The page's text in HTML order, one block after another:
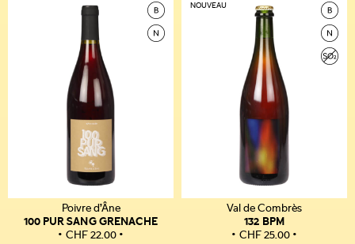
Poivre d’Âne
100 PUR SANG GRENACHE
CHF22.00
NOUVEAU
Val de Combrès
132 BPM
CHF25.00